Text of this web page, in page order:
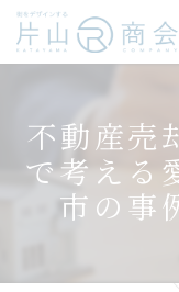
不動産売
で考える
市の事